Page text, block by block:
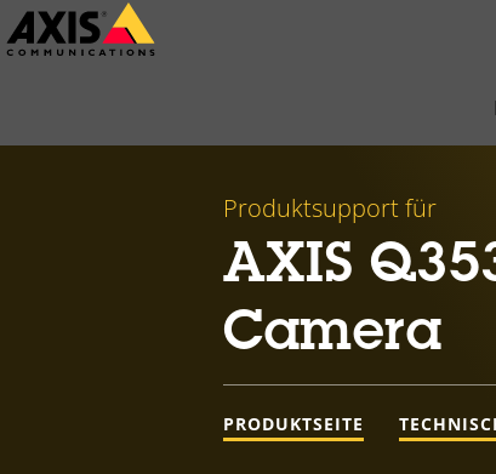
Zum
Hauptinhalt
Produktsupport für
AXIS
Camera
PRODUKTSEITE